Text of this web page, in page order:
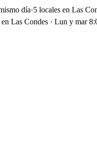
día·5 locales en Las
en Las Condes · Lun y mar